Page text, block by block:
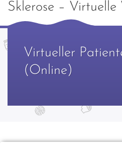
Sklerose – Virtuelle
Virtueller
(Online)